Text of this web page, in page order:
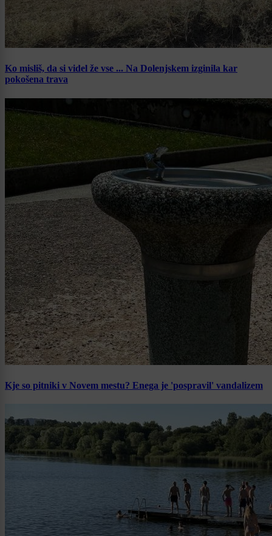
Ko misliš, da si videl že vse ... Na Dolenjskem izginila kar
pokošena trava
Kje so pitniki v Novem mestu? Enega je 'pospravil' vandalizem